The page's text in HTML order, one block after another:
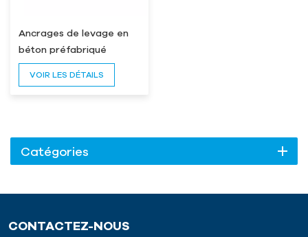
Ancrages de levage en
béton préfabriqué
VOIR LES DÉTAILS
Catégories
CONTACTEZ-NOUS